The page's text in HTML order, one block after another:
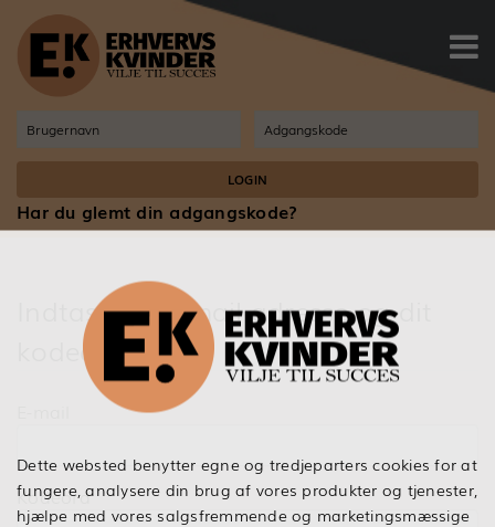

Har du glemt din adgangskode?
Indtast din e-mail adresse og dit
kodeord
Kodeord
Dette websted benytter egne og tredjeparters cookies for at
fungere, analysere din brug af vores produkter og tjenester,
hjælpe med vores salgsfremmende og marketingsmæssige